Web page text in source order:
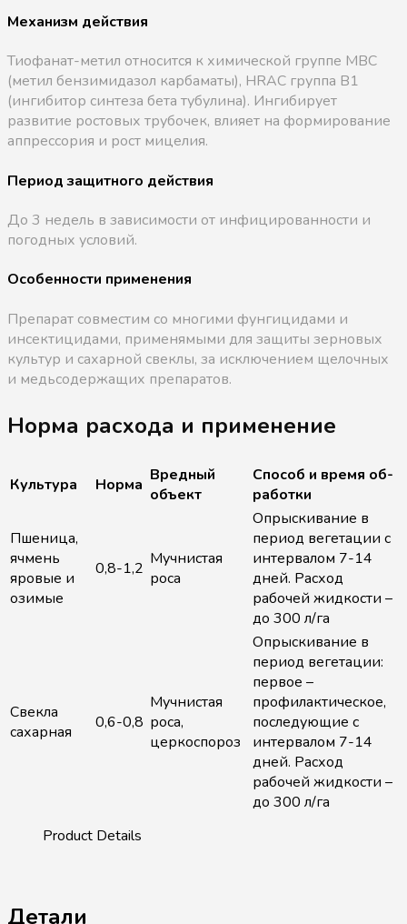
Механизм действия
Тиофанат-метил относится к химической группе MBC
(метил бензимидазол карбаматы), HRAC группа B1
(ингибитор синтеза бета тубулина). Ингибирует
развитие ростовых трубочек, влияет на формирование
аппрессория и рост мицелия.
Период защитного действия
До 3 недель в зависимости от инфицированности и
погодных условий.
Особенности применения
Препарат совместим со многими фунгицидами и
инсектицидами, применямыми для защиты зерновых
культур и сахарной свеклы, за исключением щелочных
и медьсодержащих препаратов.
Норма расхода и применение
Куль­ту­ра Нор­ма Вред­ный
объ­ект
Спо­соб и вре­мя об­
ра­бот­ки
Пшеница,
ячмень
яровые и
озимые
0,8-1,2 Мучнистая
роса
Опрыскивание в
период вегетации с
интервалом 7-14
дней. Расход
рабочей жидкости –
до 300 л/га
Свекла
сахарная
0,6-0,8
Мучнистая
роса,
церкоспороз
Опрыскивание в
период вегетации:
первое –
профилактическое,
последующие с
интервалом 7-14
дней. Расход
рабочей жидкости –
до 300 л/га
Детали